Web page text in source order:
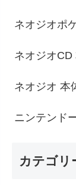
ネオジオポ
ネオジオCD
ネオジオ 本
ニンテンド
カテゴリ